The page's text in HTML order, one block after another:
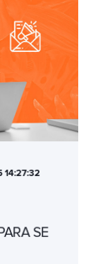
14:27:32
SE